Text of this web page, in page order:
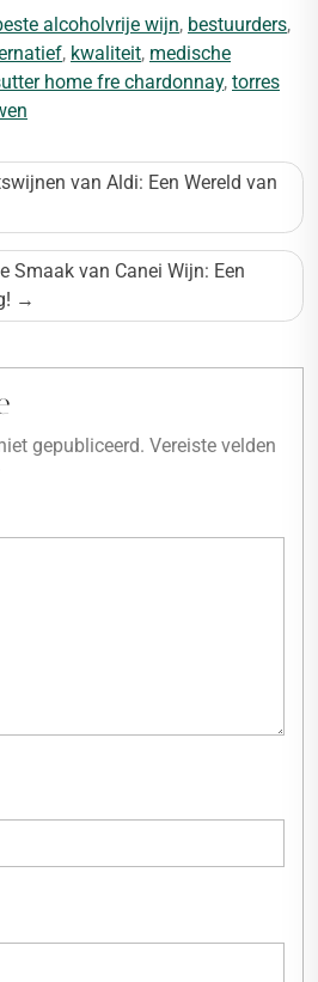
alcoholvrije wijn, bestuurders,
, kwaliteit, medische
home fre chardonnay, torres
van Aldi: Een Wereld van
Smaak van Canei Wijn: Een
gepubliceerd. Vereiste velden